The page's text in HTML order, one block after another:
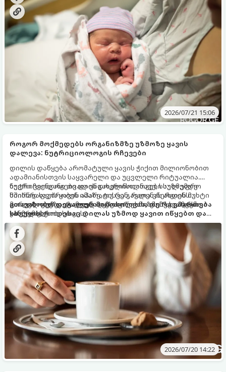
2026/07/21 15:06
როგორ მოქმედებს ორგანიზმზე უზმოზე ყავის
დალევა: ნუტრიციოლოგის რჩევები
დილის დაწყება არომატული ყავის ჭიქით მილიონობით
ადამიანისთვის საყვარელი და უცვლელი რიტუალია.
ბევრი ჩვენგანი თვალის გახელისთანავე, საუზმემდე
მიისწრაფვის ყავის აპარატისკენ, რათა ენერგიის მუხტი
მიიღოს. თუმცა, რამდენად უსაფრთხოა ეს ჩვევა ჩვენი
ჯანმრთელობისთვის?
ნუტრიციოლოგები და ენდოკრინოლოგები სულ უფრო
ხშირად საუბრობენ იმაზე, თუ რა გავლენას ახდენს
ცარიელ კუჭზე დალეული ყავა ორგანიზმის სხვადასხვა
სისტემაზე.
გთავაზობთ დეტალურ მიმოხილვას, თუ რა ემართება
სხეულს, როდესაც დილას უზმოდ ყავით იწყებთ და
როგორ გახადოთ ეს ჩვევა უსაფრთხო.
2026/07/20 14:22